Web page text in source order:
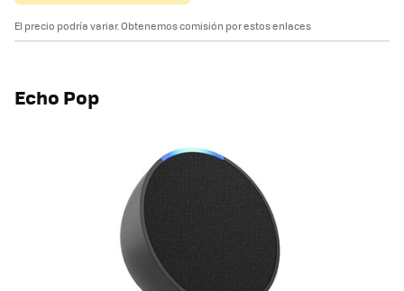
El precio podría variar. Obtenemos comisión por estos enlaces
Echo Pop